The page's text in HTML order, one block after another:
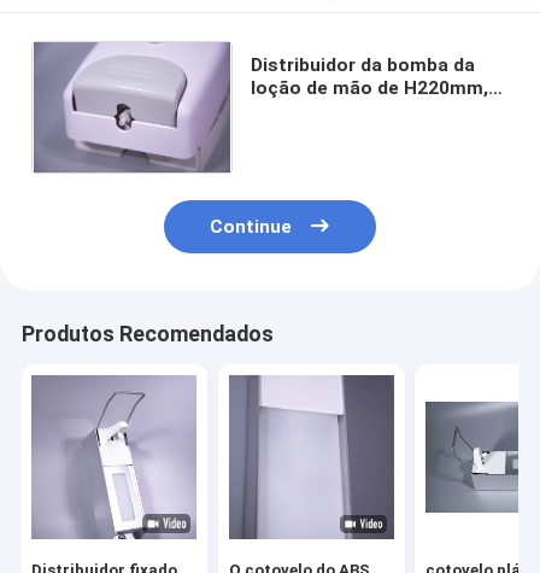
Distribuidor da bomba da
loção de mão de H220mm,
Continue
Produtos Recomendados